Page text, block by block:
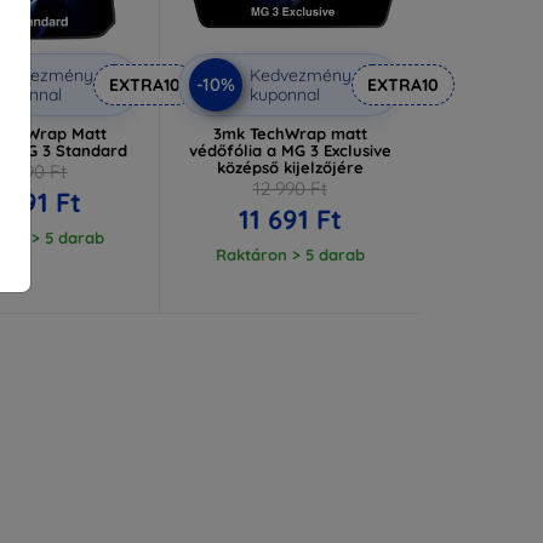
Kedvezmény
kuponnal
EXTRA10
Matt
MG 3 Standard
12 990 Ft
691 Ft
> 5 darab
-10%
Kedvezmény
kuponnal
EXTRA10
3mk TechWrap matt
védőfólia a MG 3 Exclusive
középső kijelzőjére
12 990 Ft
11 691 Ft
Raktáron > 5 darab